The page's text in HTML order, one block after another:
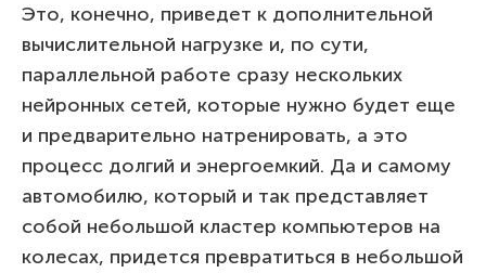
Это, конечно, приведет к дополнительной
вычислительной нагрузке и, по сути,
параллельной работе сразу нескольких
нейронных сетей, которые нужно будет еще
и предварительно натренировать, а это
процесс долгий и энергоемкий. Да и самому
автомобилю, который и так представляет
собой небольшой кластер компьютеров на
колесах, придется превратиться в небольшой